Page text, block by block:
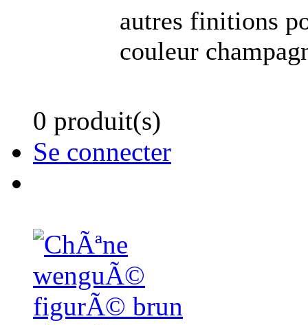
autres finitions
couleur
0 produit(s)
Se connecter